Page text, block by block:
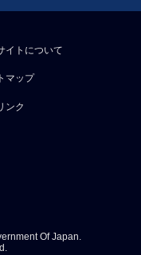
イトについて
マップ
ンク
Of Japan.